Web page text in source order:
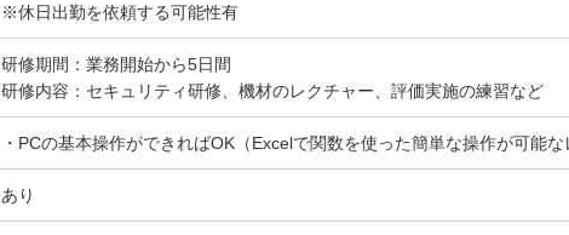
※休日出勤を依頼する可能性有
研修期間：業務開始から5日間
研修内容：セキュリティ研修、機材のレクチャー、評価実施の練習など
・PCの基本操作ができればOK（Excelで関数を使った簡単な操作が可能な
あり